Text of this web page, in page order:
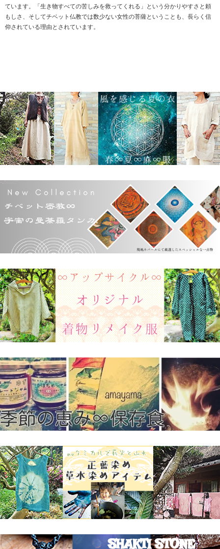
ています。「生き物すべての苦しみを救ってくれる」という分かりやすさと頼
もしさ、そしてチベット仏教では数少ない女性の菩薩ということも、長らく信
仰されている理由とされています。